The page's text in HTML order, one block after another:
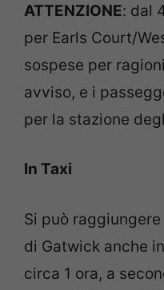
ATTENZIONE: dal
per Earls Court/
sospese per
avviso, e i
per la stazione
In Taxi
Si può
di Gatwick anche in
circa 1 ora, a